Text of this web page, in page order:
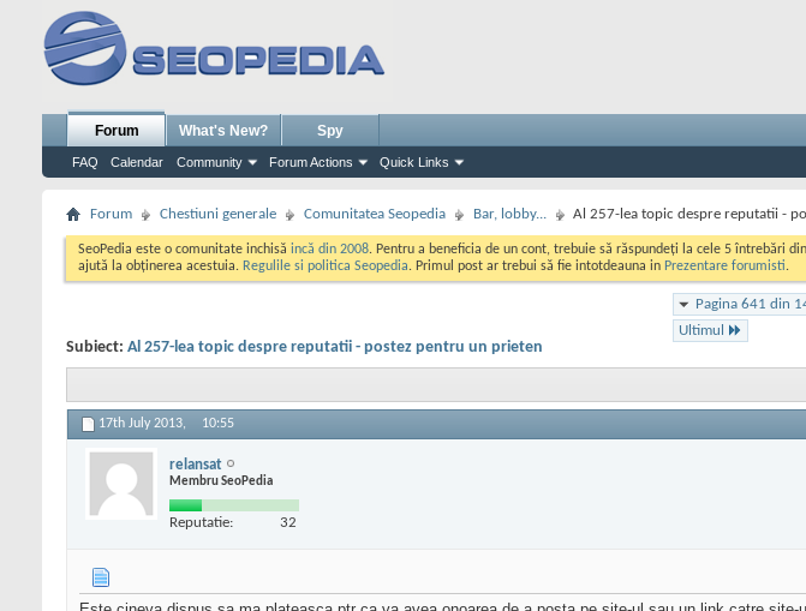
Forum
FAQ Calendar Community Forum Actions Quick Links
What's New? Spy
Forum Chestiuni generale Comunitatea Seopedia Bar, lobby... Al 257-lea topic despre reputatii -
SeoPedia este o comunitate inchisă incă din 2008. Pentru a beneficia de un cont, trebuie să răspundeți la cele 5 întrebări
ajută la obținerea acestuia. Regulile si politica Seopedia. Primul post ar trebui să fie intotdeauna in Prezentare forumisti.
Pagina 641 din
Ultimul
Subiect: Al 257-lea topic despre reputatii - postez pentru un prieten
17th July 2013, 10:55
relansat
Membru SeoPedia
Reputatie: 32